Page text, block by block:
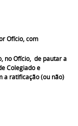
Ofício, com
no Ofício, de pautar a
Colegiado e
a ratificação (ou não)